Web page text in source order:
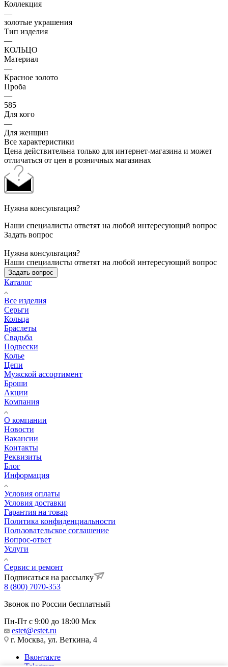
Коллекция
—
золотые украшения
Тип изделия
—
КОЛЬЦО
Материал
—
Красное золото
Проба
—
585
Для кого
—
Для женщин
Все характеристики
Цена действительна только для интернет-магазина и может
отличаться от цен в розничных магазинах
Нужна консультация?
Наши специалисты ответят на любой интересующий вопрос
Задать вопрос
Нужна консультация?
Наши специалисты ответят на любой интересующий вопрос
Задать вопрос
Каталог
Все изделия
Серьги
Кольца
Браслеты
Свадьба
Подвески
Колье
Цепи
Мужской ассортимент
Броши
Акции
Компания
О компании
Новости
Вакансии
Контакты
Реквизиты
Блог
Информация
Условия оплаты
Условия доставки
Гарантия на товар
Политика конфиденциальности
Пользовательское соглашение
Вопрос-ответ
Услуги
Сервис и ремонт
Подписаться на рассылку
8 (800) 7070-353
Звонок по России бесплатный
Пн-Пт с 9:00 до 18:00 Мск
estet@estet.ru
г. Москва, ул. Веткина, 4
Вконтакте